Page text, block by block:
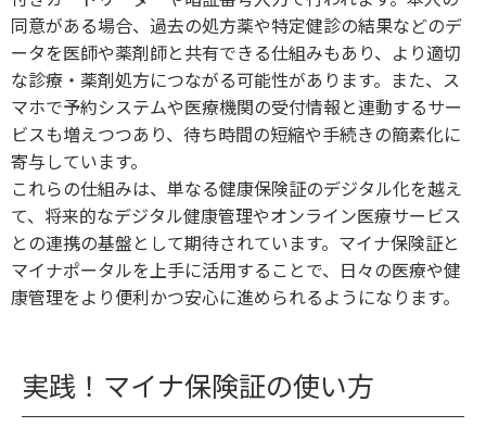
同意がある場合、過去の処方薬や特定健診の結果などのデ
ータを医師や薬剤師と共有できる仕組みもあり、より適切
な診療・薬剤処方につながる可能性があります。また、ス
マホで予約システムや医療機関の受付情報と連動するサー
ビスも増えつつあり、待ち時間の短縮や手続きの簡素化に
寄与しています。
これらの仕組みは、単なる健康保険証のデジタル化を越え
て、将来的なデジタル健康管理やオンライン医療サービス
との連携の基盤として期待されています。マイナ保険証と
マイナポータルを上手に活用することで、日々の医療や健
康管理をより便利かつ安心に進められるようになります。
実践！マイナ保険証の使い方